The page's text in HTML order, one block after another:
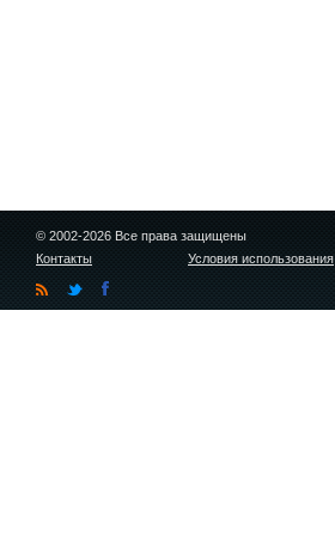
© 2002-2026 Все права защищены
Контакты
Условия использования